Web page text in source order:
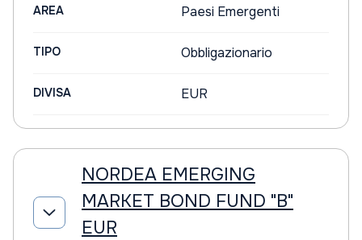
AREA Paesi Emergenti
TIPO Obbligazionario
DIVISA EUR
NORDEA EMERGING
MARKET BOND FUND "B"
EUR